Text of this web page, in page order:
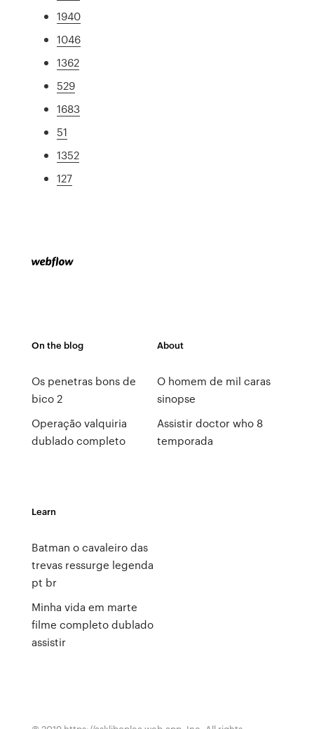
1940
1046
1362
529
1683
51
1352
127
On the blog
Os penetras bons de
bico 2
Operação valquiria
dublado completo
About
O homem de mil caras
sinopse
Assistir doctor who 8
temporada
Learn
Batman o cavaleiro das
trevas ressurge legenda
pt br
Minha vida em marte
filme completo dublado
assistir